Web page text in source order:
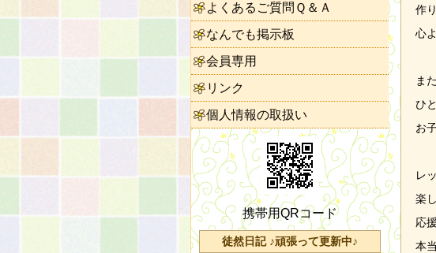
作
心
ま
ひ
お
レ
楽
応
本
よくあるご質問Ｑ＆Ａ
なんでも掲示板
会員専用
リンク
個人情報の取扱い
携帯用QRコード
徒然日記 ♪頑張って更新中♪